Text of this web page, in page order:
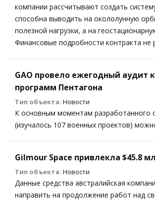
компании рассчитывают создать
способна выводить на окололунную
полезной нагрузки, а на
Финансовые подробности контракта не
GAO провело ежегодный аудит
программ Пентагона
Тип объекта: Новости
К основным моментам разработанного
(изучалось 107 военных проектов)
Gilmour Space привлекла $45.8
Тип объекта: Новости
Данные средства австралийская
направить на продолжение работ над